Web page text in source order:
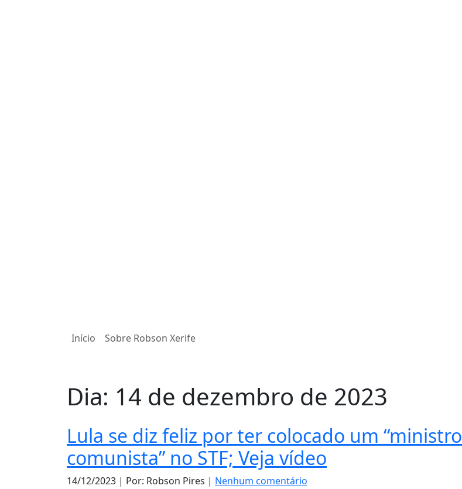
Início Sobre Robson Xerife
Dia: 14 de dezembro de 2023
Lula se diz feliz por ter colocado um “ministro
comunista” no STF; Veja vídeo
14/12/2023 | Por: Robson Pires | Nenhum comentário